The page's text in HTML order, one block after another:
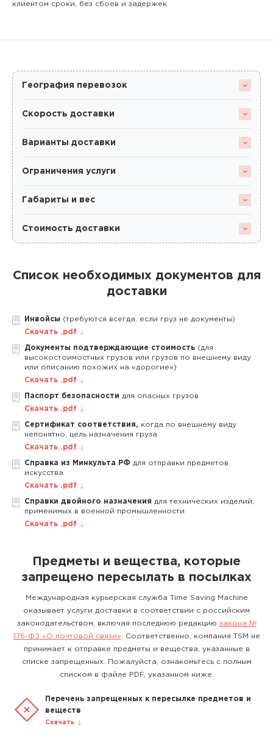
клиентом сроки, без сбоев и задержек.
География перевозок
Скорость доставки
Варианты доставки
Ограничения услуги
Габариты и вес
Стоимость доставки
Список необходимых документов для
доставки
Инвойсы (требуются всегда, если груз не документы)
Скачать .pdf
Документы подтверждающие стоимость (для
высокостоимостных грузов или грузов по внешнему виду
или описанию похожих на «дорогие»)
Скачать .pdf
Паспорт безопасности для опасных грузов
Скачать .pdf
Сертификат соответствия, когда по внешнему виду
непонятно, цель назначения груза
Скачать .pdf
Справка из Минкульта РФ для отправки предметов
искусства
Скачать .pdf
Справки двойного назначения для технических изделий,
применимых в военной промышленности
Скачать .pdf
Предметы и вещества, которые
запрещено пересылать в посылках
Международная курьерская служба Time Saving Machine
оказывает услуги доставки в соответствии с российским
законодательством, включая последнюю редакцию закона №
176-ФЗ «О почтовой связи» . Соответственно, компания TSM не
принимает к отправке предметы и вещества, указанные в
списке запрещенных. Пожалуйста, ознакомьтесь с полным
списком в файле PDF, указанном ниже.
Перечень запрещенных к пересылке предметов и
веществ
Скачать